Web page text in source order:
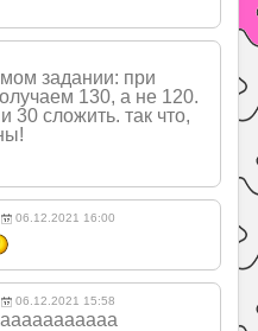
задании: при
130, а не 120.
30 сложить. так что,
06.12.2021 16:00
06.12.2021 15:58